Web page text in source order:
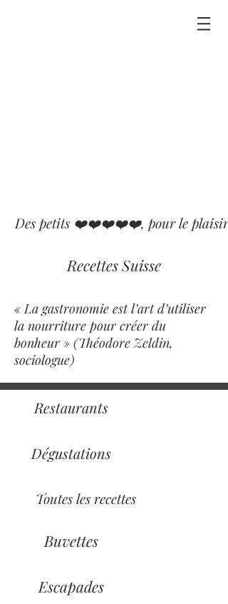
Des petits ❤️❤️❤️❤️❤️, pour le plaisir
Recettes Suisse
« La gastronomie est l’art d’utiliser
la nourriture pour créer du
bonheur » (Théodore Zeldin,
sociologue)
Restaurants
Dégustations
Toutes les recettes
Buvettes
Escapades